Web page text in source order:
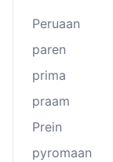
Peruaan
paren
prima
praam
Prein
pyromaan